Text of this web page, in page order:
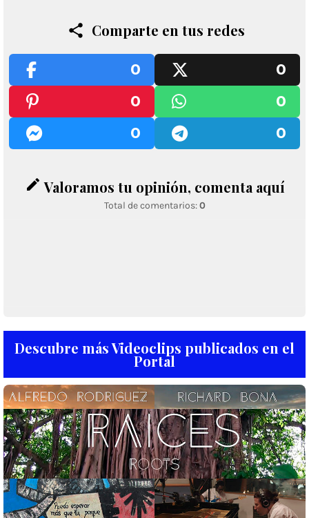
Comparte en tus redes
0
0
0
0
0
0
edit Valoramos tu opinión, comenta aquí
Total de comentarios:0
Descubre más Videoclips publicados en el
Portal